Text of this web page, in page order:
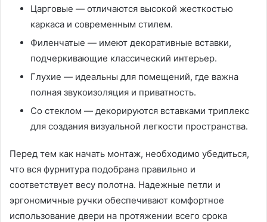
Царговые — отличаются высокой жесткостью
каркаса и современным стилем.
Филенчатые — имеют декоративные вставки,
подчеркивающие классический интерьер.
Глухие — идеальны для помещений, где важна
полная звукоизоляция и приватность.
Со стеклом — декорируются вставками триплекс
для создания визуальной легкости пространства.
Перед тем как начать монтаж, необходимо убедиться,
что вся фурнитура подобрана правильно и
соответствует весу полотна. Надежные петли и
эргономичные ручки обеспечивают комфортное
использование двери на протяжении всего срока